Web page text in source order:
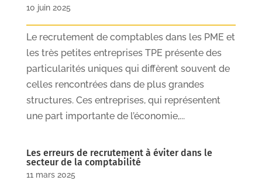
10 juin 2025
Le recrutement de comptables dans les PME et
les très petites entreprises TPE présente des
particularités uniques qui diffèrent souvent de
celles rencontrées dans de plus grandes
structures. Ces entreprises, qui représentent
une part importante de l’économie,...
Les erreurs de recrutement à éviter dans le
secteur de la comptabilité
11 mars 2025